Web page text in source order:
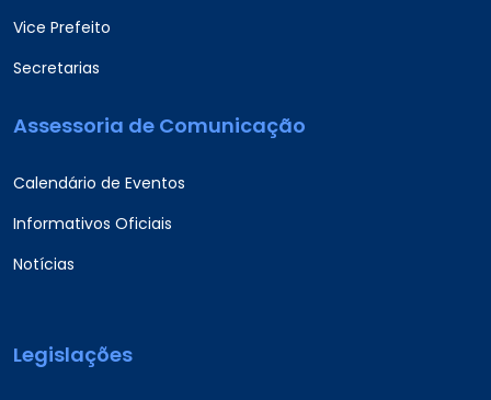
Vice Prefeito
Secretarias
Assessoria de Comunicação
Calendário de Eventos
Informativos Oficiais
Notícias
Legislações